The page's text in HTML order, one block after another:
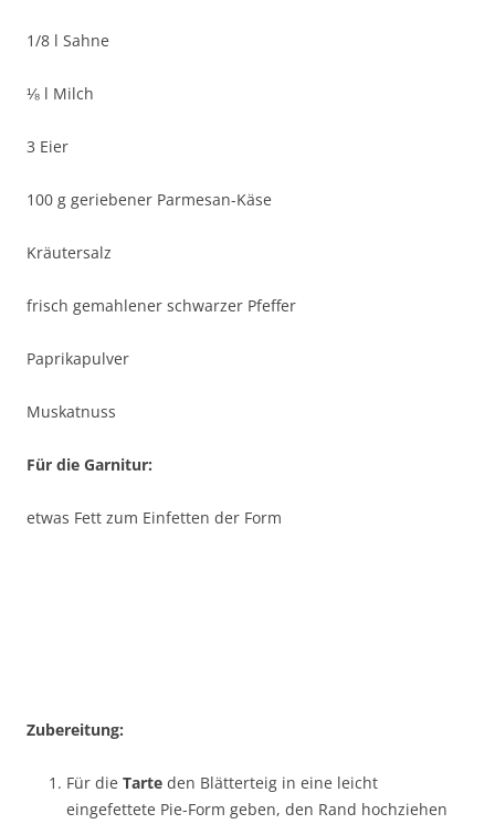
1/8 l Sahne
⅛ l Milch
3 Eier
100 g geriebener Parmesan-Käse
Kräutersalz
frisch gemahlener schwarzer Pfeffer
Paprikapulver
Muskatnuss
Für die Garnitur:
etwas Fett zum Einfetten der Form
Zubereitung:
Für die Tarte den Blätterteig in eine leicht
eingefettete Pie-Form geben, den Rand hochziehen